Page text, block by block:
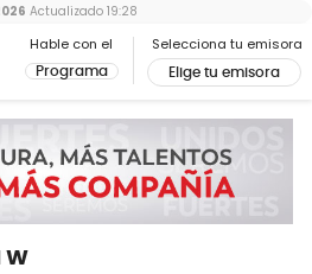
Hable con el
Programa
Selecciona tu emisora
Elige tu emisora
Actualizado 19:28
W